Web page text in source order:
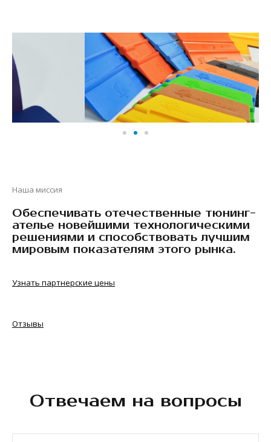
Наша миссия
Обеспечивать отечественные тюнинг-
ателье новейшими технологическими
решениями и способствовать лучшим
мировым показателям этого рынка.
Узнать партнерские цены
Отзывы
Отвечаем на вопросы